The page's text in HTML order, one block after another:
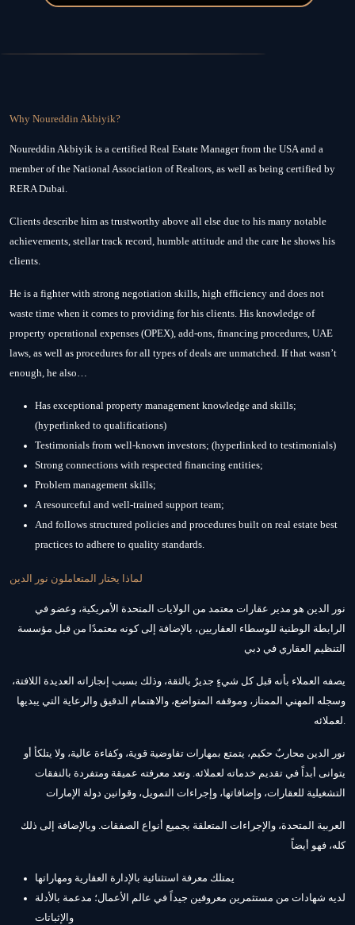
Why Noureddin Akbiyik?
Noureddin Akbiyik is a certified Real Estate Manager from the USA and a
member of the National Association of Realtors, as well as being certified by
RERA Dubai.
Clients describe him as trustworthy above all else due to his many notable
achievements, stellar track record, humble attitude and the care he shows his
clients.
He is a fighter with strong negotiation skills, high efficiency and does not
waste time when it comes to providing for his clients. His knowledge of
property operational expenses (OPEX), add-ons, financing procedures, UAE
laws, as well as procedures for all types of deals are unmatched. If that wasn’t
enough, he also…
Has exceptional property management knowledge and skills;
(hyperlinked to qualifications)
Testimonials from well-known investors; (hyperlinked to testimonials)
Strong connections with respected financing entities;
Problem management skills;
A resourceful and well-trained support team;
And follows structured policies and procedures built on real estate best
practices to adhere to quality standards.
لماذا يختار المتعاملون نور الدين
نور الدين هو مدير عقارات معتمد من الولايات المتحدة الأمريكية، وعضو في
الرابطة الوطنية للوسطاء العقاريين، بالإضافة إلى كونه معتمدًا من قبل مؤسسة
التنظيم العقاري في دبي
يصفه العملاء بأنه قبل كل شيءٍ جديرٌ بالثقة، وذلك بسبب إنجازاته العديدة اللافتة،
وسجله المهني الممتاز، وموقفه المتواضع، والاهتمام الدقيق والرعاية التي يبديها
لعملائه.
نور الدين محاربٌ حكيم، يتمتع بمهارات تفاوضية قوية، وكفاءة عالية، ولا يتلكأ أو
يتوانى أبداً في تقديم خدماته لعملائه. وتعد معرفته عميقة ومتفردة بالنفقات
التشغيلية للعقارات، وإضافاتها، وإجراءات التمويل، وقوانين دولة الإمارات
العربية المتحدة، والإجراءات المتعلقة بجميع أنواع الصفقات. وبالإضافة إلى ذلك
كله، فهو أيضاً
يمتلك معرفة استثنائية بالإدارة العقارية ومهاراتها
لديه شهادات من مستثمرين معروفين جيداً في عالم الأعمال؛ مدعمة بالأدلة
والإثباتات